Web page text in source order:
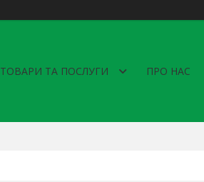
ТОВАРИ ТА ПОСЛУГИ ПРО НАС